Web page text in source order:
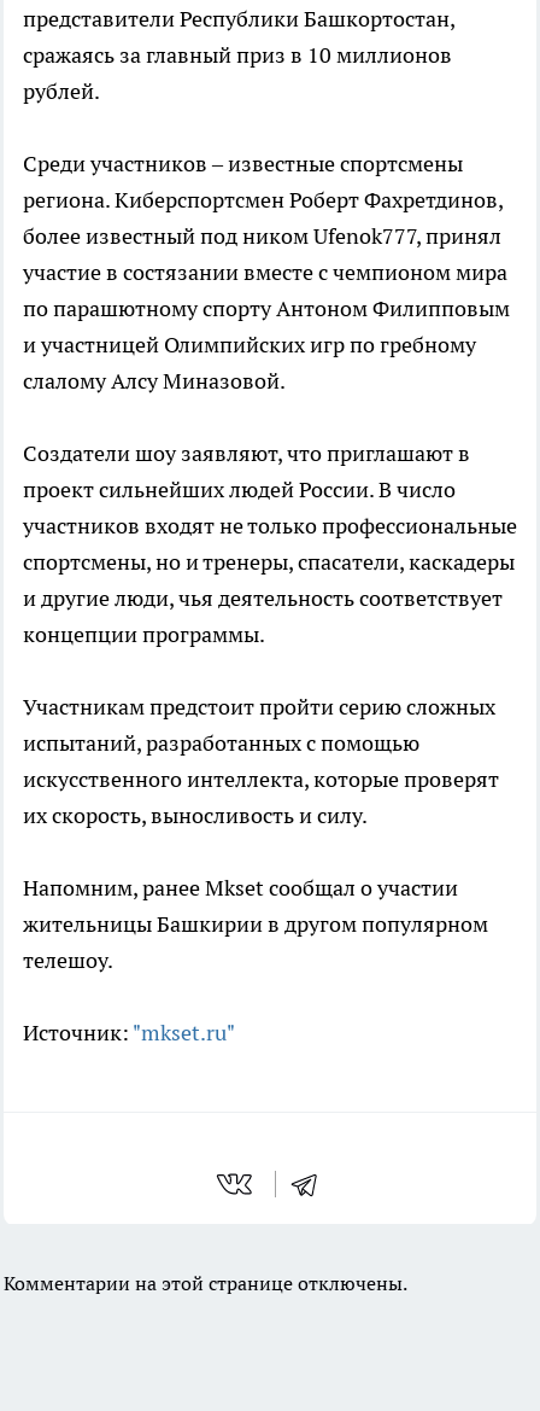
представители Республики Башкортостан,
сражаясь за главный приз в 10 миллионов
рублей.
Среди участников – известные спортсмены
региона. Киберспортсмен Роберт Фахретдинов,
более известный под ником Ufenok777, принял
участие в состязании вместе с чемпионом мира
по парашютному спорту Антоном Филипповым
и участницей Олимпийских игр по гребному
слалому Алсу Миназовой.
Создатели шоу заявляют, что приглашают в
проект сильнейших людей России. В число
участников входят не только профессиональные
спортсмены, но и тренеры, спасатели, каскадеры
и другие люди, чья деятельность соответствует
концепции программы.
Участникам предстоит пройти серию сложных
испытаний, разработанных с помощью
искусственного интеллекта, которые проверят
их скорость, выносливость и силу.
Напомним, ранее Mkset сообщал о участии
жительницы Башкирии в другом популярном
телешоу.
Источник: "mkset.ru"
Комментарии на этой странице отключены.